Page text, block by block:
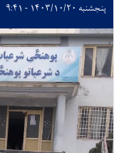
پنجشنبه ۱۴۰۳/۱۰/۲۰ - ۹:۴۱